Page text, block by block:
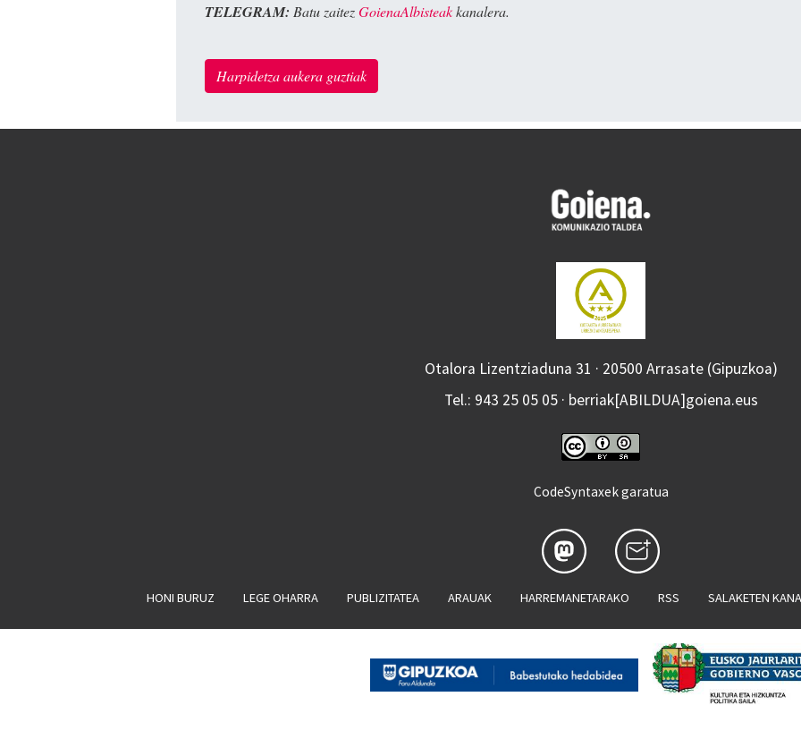
TELEGRAM: Batu zaitezGoienaAlbisteakkanalera.
Harpidetza aukera guztiak
Otalora Lizentziaduna 31 · 20500 Arrasate (Gipuzkoa)
Tel.: 943 25 05 05 · berriak[ABILDUA]goiena.eus
CodeSyntaxek garatua
HONI BURUZ LEGE OHARRA PUBLIZITATEA ARAUAK HARREMANETARAKO RSS SALAKETEN